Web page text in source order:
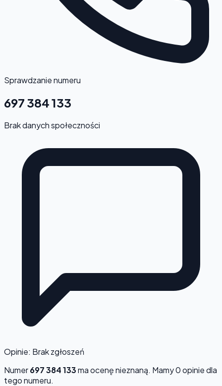
Sprawdzanie numeru
697 384 133
Brak danych społeczności
Opinie: Brak zgłoszeń
Numer697 384 133ma ocenęnieznaną. Mamy 0 opinie dla
tego numeru.